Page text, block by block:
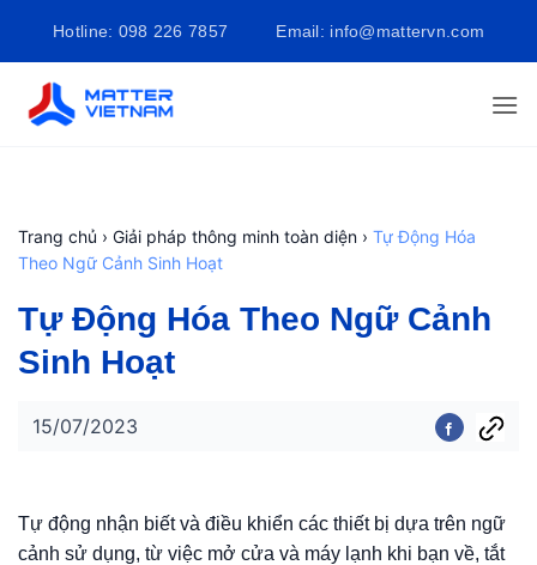
dung
Email: info@mattervn.com
Hotline: 098 226 7857
Trang chủ › Giải pháp thông minh toàn diện › Tự Động Hóa
Theo Ngữ Cảnh Sinh Hoạt
Tự Động Hóa Theo Ngữ Cảnh
Sinh Hoạt
15/07/2023
Tự động nhận biết và điều khiển các thiết bị dựa trên ngữ
cảnh sử dụng, từ việc mở cửa và máy lạnh khi bạn về, tắt